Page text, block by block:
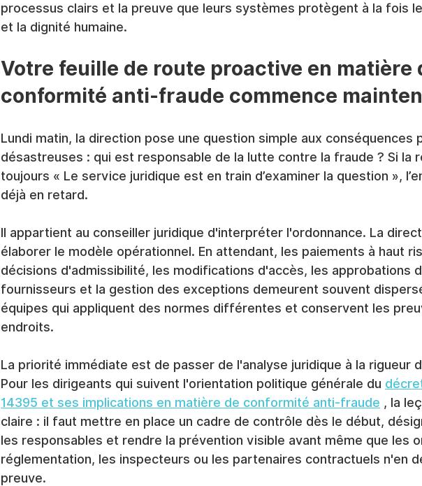
processus clairs et la preuve que leurs systèmes protègent à la fois
et la dignité humaine.
Votre feuille de route proactive en matière
conformité anti-fraude commence
Lundi matin, la direction pose une question simple aux conséquences
désastreuses : qui est responsable de la lutte contre la fraude ? Si la
toujours « Le service juridique est en train d’examiner la question »,
déjà en retard.
Il appartient au conseiller juridique d'interpréter l'ordonnance. La
élaborer le modèle opérationnel. En attendant, les paiements à haut
décisions d'admissibilité, les modifications d'accès, les approbations
fournisseurs et la gestion des exceptions demeurent souvent
équipes qui appliquent des normes différentes et conservent les
endroits.
La priorité immédiate est de passer de l'analyse juridique à la rigueur
Pour les dirigeants qui suivent l'orientation politique générale du
14395 et ses implications en matière de conformité anti-fraude , la
claire : il faut mettre en place un cadre de contrôle dès le début,
les responsables et rendre la prévention visible avant même que les
réglementation, les inspecteurs ou les partenaires contractuels n'en
preuve.